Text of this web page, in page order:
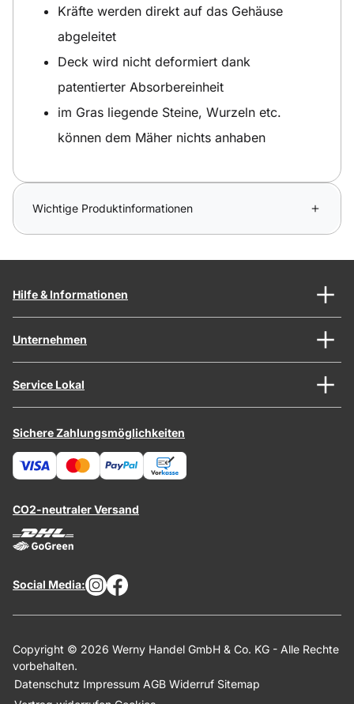
Kräfte werden direkt auf das Gehäuse
abgeleitet
Deck wird nicht deformiert dank
patentierter Absorbereinheit
im Gras liegende Steine, Wurzeln etc.
können dem Mäher nichts anhaben
Wichtige Produktinformationen
Hilfe & Informationen
Unternehmen
Service Lokal
Sichere Zahlungsmöglichkeiten
CO2-neutraler Versand
Social Media:
Copyright © 2026 Werny Handel GmbH & Co. KG - Alle Rechte
vorbehalten.
Datenschutz Impressum AGB Widerruf Sitemap